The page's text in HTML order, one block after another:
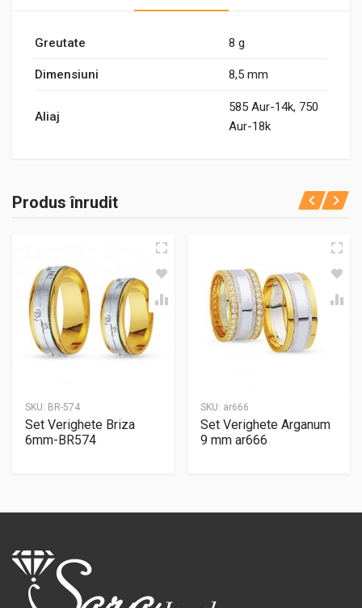
Greutate 8 g
Dimensiuni 8,5 mm
Aliaj
585 Aur-14k, 750
Aur-18k
Produs înrudit
SKU: BR-574
Set Verighete Briza
6mm-BR574
SKU: ar666
Set Verighete Arganum
9 mm ar666